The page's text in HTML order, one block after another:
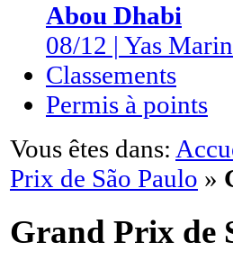
Abou Dhabi
08/12 | Yas
Classements
Permis à points
Vous êtes dans:
Prix de São Paulo »
Grand Prix de